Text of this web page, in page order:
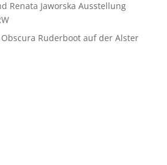
Renata Jaworska Ausstellung
Ruderboot auf der Alster